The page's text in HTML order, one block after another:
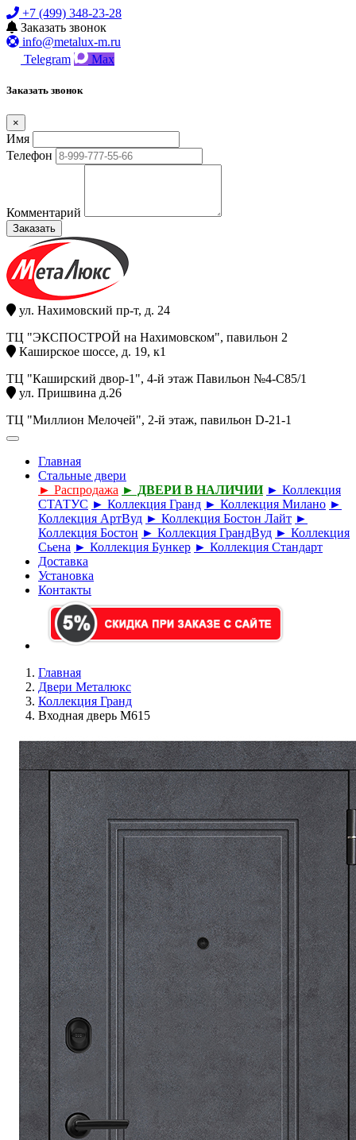
+7 (499) 348-23-28
Заказать звонок
info@metalux-m.ru
Telegram
Max
Заказать звонок
×
Имя
Телефон
Комментарий
Заказать
ул. Нахимовский пр-т, д. 24
ТЦ "ЭКСПОСТРОЙ на Нахимовском", павильон 2
Каширское шоссе, д. 19, к1
ТЦ "Каширский двор-1", 4-й этаж Павильон №4-С85/1
ул. Пришвина д.26
ТЦ "Миллион Мелочей", 2-й этаж, павильон D-21-1
Главная
Стальные двери
► Распродажа ► ДВЕРИ В НАЛИЧИИ ► Коллекция
СТАТУС ► Коллекция Гранд ► Коллекция Милано ►
Коллекция АртВуд ► Коллекция Бостон Лайт ►
Коллекция Бостон ► Коллекция ГрандВуд ► Коллекция
Сьена ► Коллекция Бункер ► Коллекция Стандарт
Доставка
Установка
Контакты
Главная
Двери Металюкс
Коллекция Гранд
Входная дверь М615